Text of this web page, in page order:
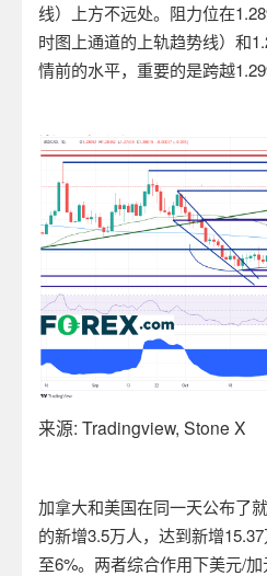
线）上方不远处。阻力位在
时图上通道的上轨趋势线）和
情前的水平，重要的是跨越
来源: Tradingview, Stone X
加拿大和美国在同一天公布了
的新增3.5万人，达到新增15.37
至6%。两者综合作用下美元/加